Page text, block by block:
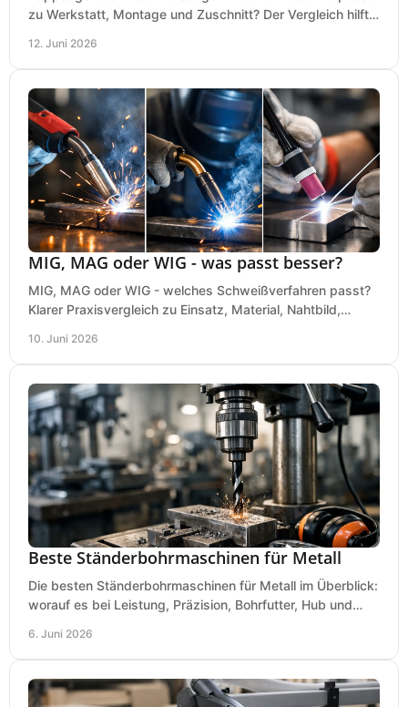
zu Werkstatt, Montage und Zuschnitt? Der Vergleich hilft
12. Juni 2026
MIG, MAG oder WIG - was passt besser?
MIG, MAG oder WIG - welches Schweißverfahren passt?
Klarer Praxisvergleich zu Einsatz, Material, Nahtbild,
10. Juni 2026
Beste Ständerbohrmaschinen für Metall
Die besten Ständerbohrmaschinen für Metall im Überblick:
worauf es bei Leistung, Präzision, Bohrfutter, Hub und
6. Juni 2026